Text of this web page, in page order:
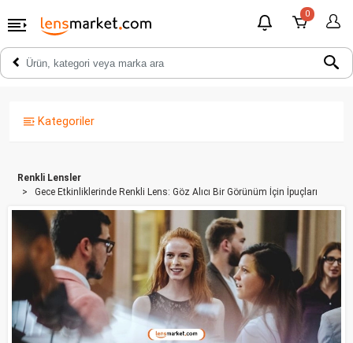
0
Kategoriler
Renkli Lensler
Gece Etkinliklerinde Renkli Lens: Göz Alıcı Bir Görünüm İçin İpuçları